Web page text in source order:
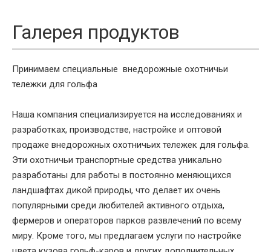
Галерея продуктов
Принимаем специальные внедорожные охотничьи
тележки для гольфа
Наша компания специализируется на исследованиях и
разработках, производстве, настройке и оптовой
продаже внедорожных охотничьих тележек для гольфа.
Эти охотничьи транспортные средства уникально
разработаны для работы в постоянно меняющихся
ландшафтах дикой природы, что делает их очень
популярными среди любителей активного отдыха,
фермеров и операторов парков развлечений по всему
миру. Кроме того, мы предлагаем услуги по настройке